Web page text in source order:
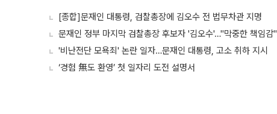
[종합]문재인 대통령, 검찰총장에 김오수 전 법무차관 지명
문재인 정부 마지막 검찰총장 후보자 '김오수'…"막중한 책임감"
'비난전단 모욕죄' 논란 일자…문재인 대통령, 고소 취하 지시
‘경험 無도 환영’ 첫 일자리 도전 설명서